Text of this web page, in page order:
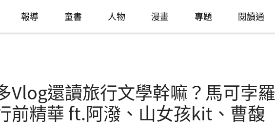
報導 童書 人物 漫畫 專題 閱讀通
Vlog還讀旅行文學幹嘛？馬可孛羅
前精華 ft.阿潑、山女孩kit、曹馥